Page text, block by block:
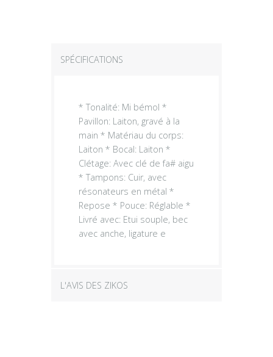
SPÉCIFICATIONS
* Tonalité: Mi bémol *
Pavillon: Laiton, gravé à la
main * Matériau du corps:
Laiton * Bocal: Laiton *
Clétage: Avec clé de fa# aigu
* Tampons: Cuir, avec
résonateurs en métal *
Repose * Pouce: Réglable *
Livré avec: Etui souple, bec
avec anche, ligature e
L'AVIS DES ZIKOS